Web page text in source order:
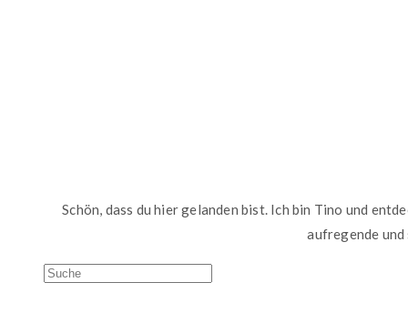
Schön, dass du hier gelanden bist. Ich bin Tino und
aufregende und